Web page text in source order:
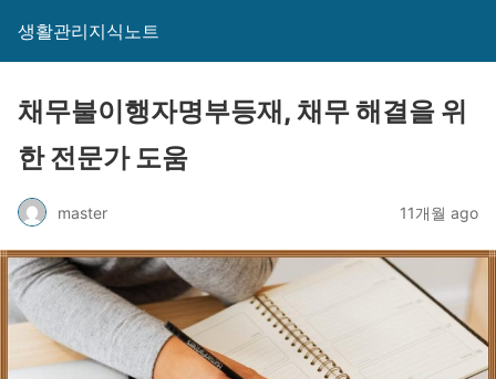
생활관리지식노트
채무불이행자명부등재, 채무 해결을 위
한 전문가 도움
master 11개월 ago